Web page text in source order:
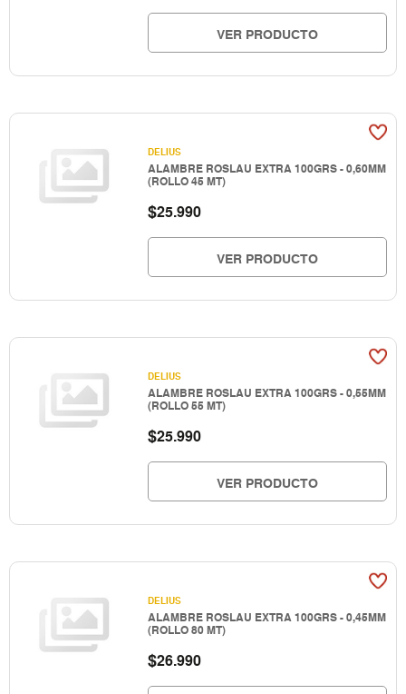
VER PRODUCTO
DELIUS
ALAMBRE ROSLAU EXTRA 100GRS - 0,60MM
(ROLLO 45 MT)
$25.990
VER PRODUCTO
DELIUS
ALAMBRE ROSLAU EXTRA 100GRS - 0,55MM
(ROLLO 55 MT)
$25.990
VER PRODUCTO
DELIUS
ALAMBRE ROSLAU EXTRA 100GRS - 0,45MM
(ROLLO 80 MT)
$26.990